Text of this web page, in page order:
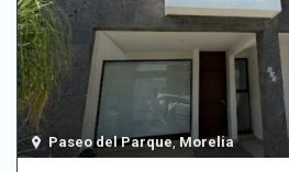
Paseo del Parque,Morelia